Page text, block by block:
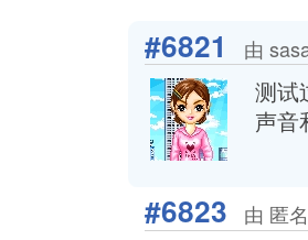
#6821 由
测试
声音
#6823 由 匿